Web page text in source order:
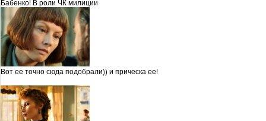
Бабенко! В роли ЧК милиции
Вот ее точно сюда подобрали)) и прическа ее!